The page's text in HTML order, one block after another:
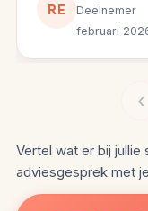
RE
Deelnemer
februari
‹
Vertel wat er bij jullie
adviesgesprek met